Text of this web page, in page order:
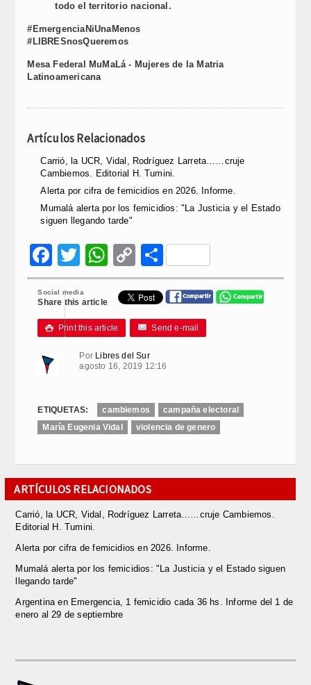
todo el territorio nacional.
#EmergenciaNiUnaMenos
#LIBRESnosQueremos
Mesa Federal MuMaLá - Mujeres de la Matria
Latinoamericana
Artículos Relacionados
Carrió, la UCR, Vidal, Rodríguez Larreta……cruje
Cambiemos. Editorial H. Tumini.
Alerta por cifra de femicidios en 2026. Informe.
Mumalá alerta por los femicidios: "La Justicia y el Estado
siguen llegando tarde"
Facebook
Twitter
WhatsApp
Copy
Link
Compartir
Social media
Share this article
 Print this article Send e-mail
Por Libres del Sur
agosto 16, 2019 12:16
ETIQUETAS: cambiemos
campaña electoral
María Eugenia Vidal
violencia de genero
ARTÍCULOS RELACIONADOS
Carrió, la UCR, Vidal, Rodríguez Larreta……cruje Cambiemos.
Editorial H. Tumini.
Alerta por cifra de femicidios en 2026. Informe.
Mumalá alerta por los femicidios: "La Justicia y el Estado siguen
llegando tarde"
Argentina en Emergencia, 1 femicidio cada 36 hs. Informe del 1 de
enero al 29 de septiembre